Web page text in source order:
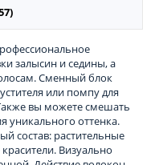
залысин и седины, а
Сменный блок
или помпу для
вы можете смешать
уникального оттенка.
состав: растительные
Визуально